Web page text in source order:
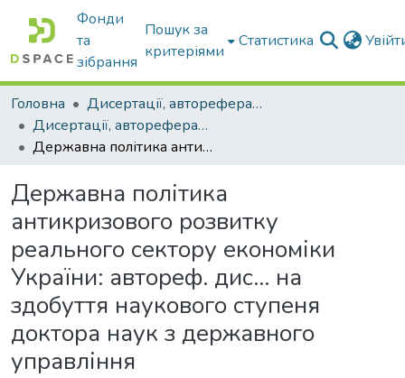
Фонди
та
зібрання
Пошук за
критеріями
Статистика
Головна
Дисертації, автореферати дисертацій
Дисертації, автореферати дисертацій
Державна політика антикризового розвитку реального сектору економіки України: автореф. дис… на здобуття наукового ступеня доктора наук з державного управління
Державна політика
антикризового розвитку
реального сектору економіки
України: автореф. дис… на
здобуття наукового ступеня
доктора наук з державного
управління